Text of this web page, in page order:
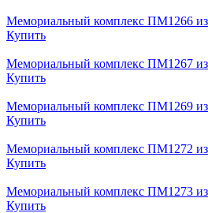
Мемориальный комплекс ПМ1266 из
Купить
Мемориальный комплекс ПМ1267 из
Купить
Мемориальный комплекс ПМ1269 из
Купить
Мемориальный комплекс ПМ1272 из
Купить
Мемориальный комплекс ПМ1273 из
Купить